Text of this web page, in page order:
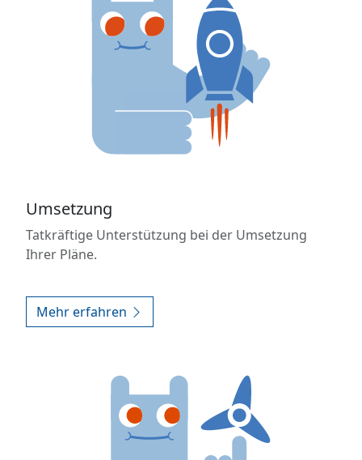
Umsetzung
Tatkräftige Unterstützung bei der Umsetzung
Ihrer Pläne.
Mehr erfahren